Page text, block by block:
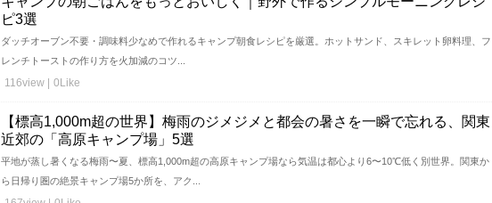
ピ3選
ダッチオーブン不要・調味料少なめで作れるキャンプ朝食レシピを厳選。ホットサンド、スキレット卵料理、フ
レンチトーストの作り方を火加減のコツ...
116view | 0Like
【標高1,000m超の世界】梅雨のジメジメと都会の暑さを一瞬で忘れる、関東
近郊の「高原キャンプ場」5選
平地が蒸し暑くなる梅雨〜夏、標高1,000m超の高原キャンプ場なら気温は都心より6〜10℃低く別世界。関東か
ら日帰り圏の絶景キャンプ場5か所を、アク...